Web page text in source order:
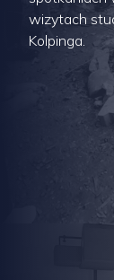
wizytach
Kolpinga.